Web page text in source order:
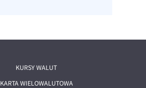
KURSY WALUT
KARTA WIELOWALUTOWA